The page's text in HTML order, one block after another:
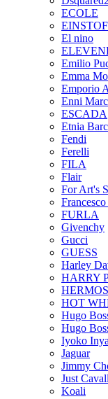
ECOLE
El nino
Emilio
Emma
Emporio
Enni
ESCADA
Etnia
Fendi
Ferelli
FILA
Flair
For Art's
FURLA
Givenchy
Gucci
GUESS
Harley
HARRY
HOT
Hugo
Hugo
Iyoko
Jaguar
Jimmy
Just
Koali